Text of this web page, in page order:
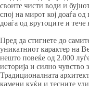
своите чисти води и
спој на мирот кој доаѓа од
доаѓа од врутоците и тече
Пред да стигнете до
уникатниот карактер на
нешто повеќе од 2.000
историја и силно чувство
Традиционалната
камени куќи и тесните